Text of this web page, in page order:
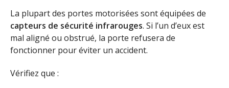
La plupart des portes motorisées sont équipées de
capteurs de sécurité infrarouges. Si l’un d’eux est
mal aligné ou obstrué, la porte refusera de
fonctionner pour éviter un accident.
Vérifiez que :